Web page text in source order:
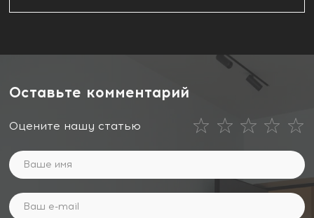
Оставьте комментарий
Оцените нашу статью